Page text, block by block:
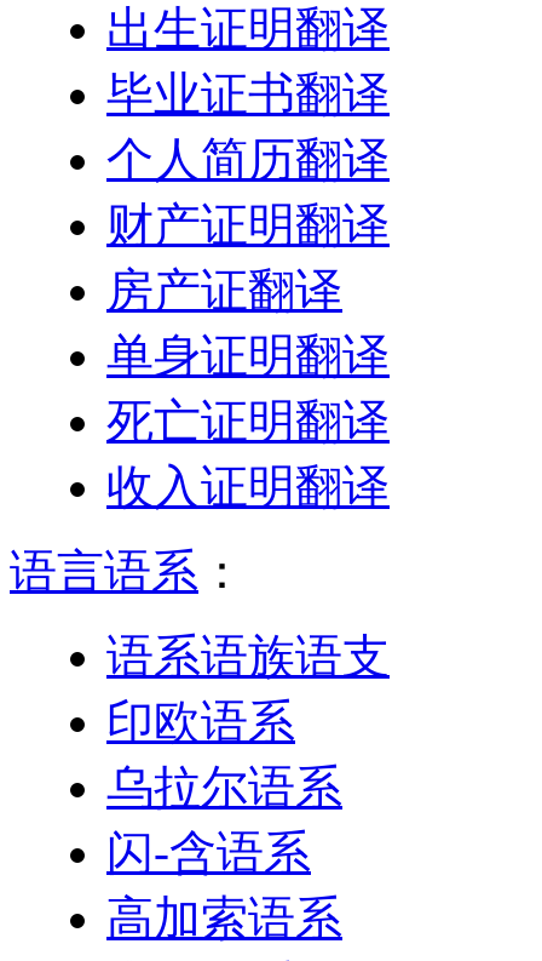
出生证明翻译
毕业证书翻译
个人简历翻译
财产证明翻译
房产证翻译
单身证明翻译
死亡证明翻译
收入证明翻译
语言语系 ：
语系语族语支
印欧语系
乌拉尔语系
闪-含语系
高加索语系